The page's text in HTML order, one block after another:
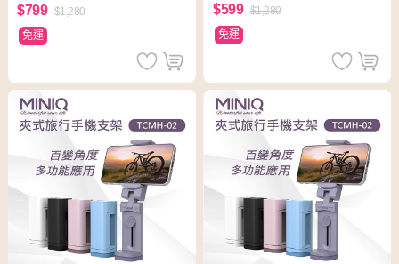
$799 $1,280
免運
$599 $1,280
免運